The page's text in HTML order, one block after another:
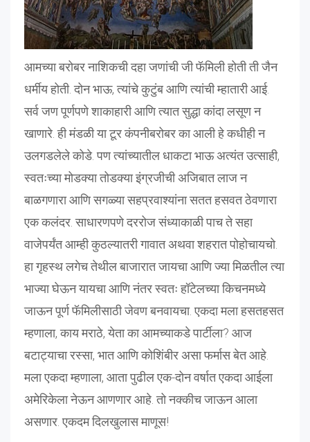
आमच्या बरोबर नाशिकची दहा जणांची जी फॅमिली होती ती जैन
धर्मीय होती. दोन भाऊ, त्यांचे कुटुंब आणि त्यांची म्हातारी आई.
सर्व जण पूर्णपणे शाकाहारी आणि त्यात सुद्धा कांदा लसूण न
खाणारे. ही मंडळी या टूर कंपनीबरोबर का आली हे कधीही न
उलगडलेले कोडे. पण त्यांच्यातील धाकटा भाऊ अत्यंत उत्साही,
स्वतःच्या मोडक्या तोडक्या इंग्रजीची अजिबात लाज न
बाळगणारा आणि सगळ्या सहप्रवाश्यांना सतत हसवत ठेवणारा
एक कलंदर. साधारणपणे दररोज संध्याकाळी पाच ते सहा
वाजेपर्यंत आम्ही कुठल्यातरी गावात अथवा शहरात पोहोचायचो.
हा गृहस्थ लगेच तेथील बाजारात जायचा आणि ज्या मिळतील त्या
भाज्या घेऊन यायचा आणि नंतर स्वतः हॉटेलच्या किचनमध्ये
जाऊन पूर्ण फॅमिलीसाठी जेवण बनवायचा. एकदा मला हसतहसत
म्हणाला, काय मराठे, येता का आमच्याकडे पार्टीला? आज
बटाट्याचा रस्सा, भात आणि कोशिंबीर असा फर्मास बेत आहे.
मला एकदा म्हणाला, आता पुढील एक-दोन वर्षात एकदा आईला
अमेरिकेला नेऊन आणणार आहे. तो नक्कीच जाऊन आला
असणार. एकदम दिलखुलास माणूस!